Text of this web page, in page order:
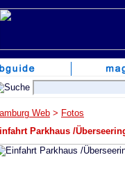
Web > Fotos
Parkhaus /